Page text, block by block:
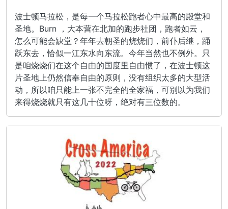
波士顿马拉松，是每一个马拉松跑者心中最高的殿堂和
圣地。Burn ，大本营在北加的跑步社团，跑者如云，
怎么可能会缺堂？年年去朝圣的烧烧们，前仆后继，踊
跃东去，恰似一江东水向东流。今年当然也不例外。只
是咱烧烧们在这个自由的国度里自由惯了，在波士顿这
片圣地上仍然信奉自由的原则，没有组织太多的大型活
动，所以咱只能上一张不完全的全家福，可别以为我们
来得烧烧就只有这几十位呀，绝对有三位数的。